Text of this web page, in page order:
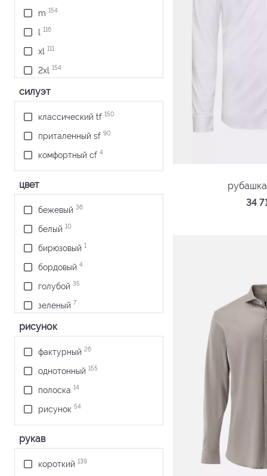
m 154
l 116
xl 111
2xl 154
3xl
силуэт
классический tf 150
приталенный sf 90
комфортный cf 4
цвет
бежевый 36
белый 10
бирюзовый 1
бордовый 4
голубой 35
зеленый 7
коралловый
серо-голубой
рисунок
фактурный 26
однотонный 155
полоска 14
рисунок 54
рукав
короткий 139
34